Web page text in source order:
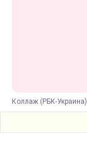
Коллаж (РБК-Украина)